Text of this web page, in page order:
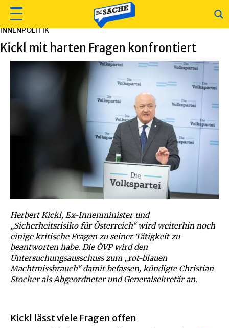
INNENPOLITIK
Kickl mit harten Fragen konfrontiert
Herbert Kickl, Ex-Innenminister und
„Sicherheitsrisiko für Österreich“ wird weiterhin noch
einige kritische Fragen zu seiner Tätigkeit zu
beantworten habe. Die ÖVP wird den
Untersuchungsausschuss zum „rot-blauen
Machtmissbrauch“ damit befassen, kündigte Christian
Stocker als Abgeordneter und Generalsekretär an.
Kickl lässt viele Fragen offen